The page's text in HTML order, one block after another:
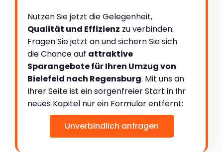
Nutzen Sie jetzt die Gelegenheit,
Qualität und Effizienz zu verbinden:
Fragen Sie jetzt an und sichern Sie sich
die Chance auf attraktive
Sparangebote für Ihren Umzug von
Bielefeld nach Regensburg. Mit uns an
Ihrer Seite ist ein sorgenfreier Start in Ihr
neues Kapitel nur ein Formular entfernt:
Unverbindlich anfragen